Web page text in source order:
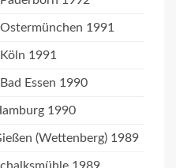
1991
1991
Essen 1990
1990
(Wettenberg) 1989